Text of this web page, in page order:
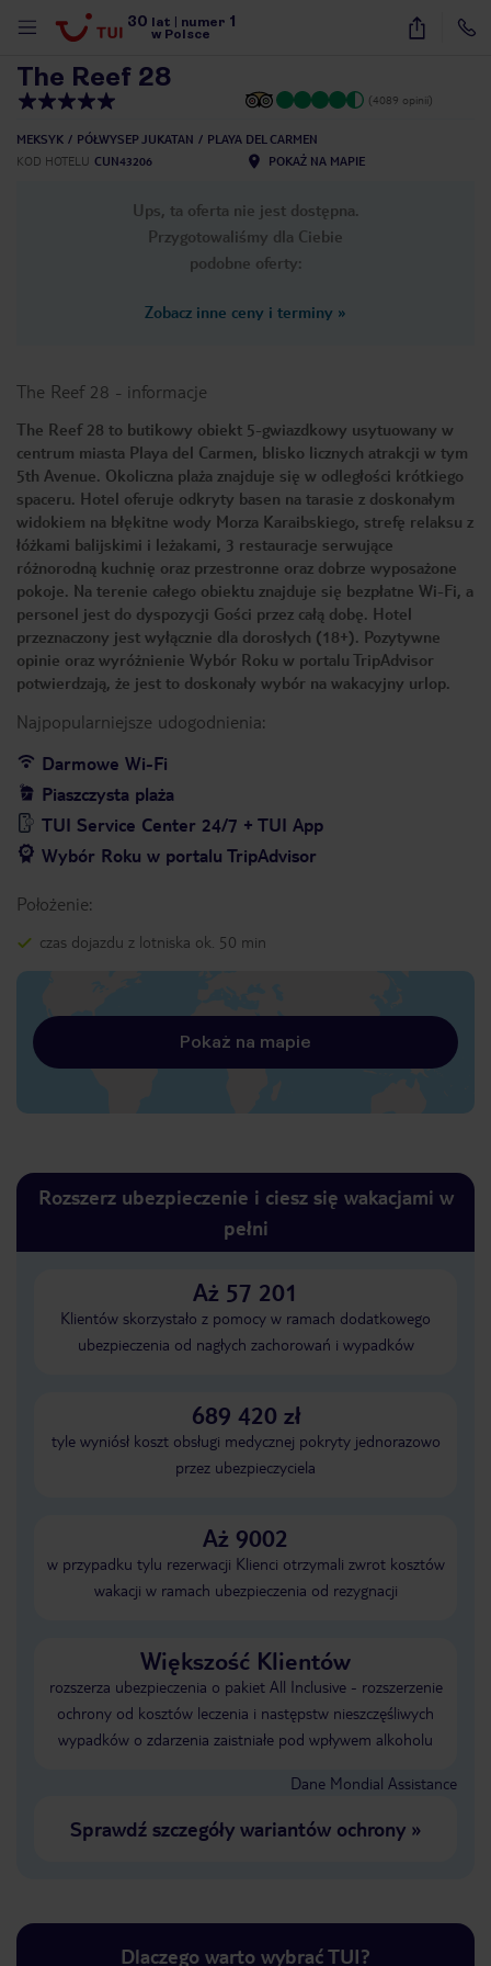
30 lat numer 1
w Polsce
16
The Reef 28
(4089 opinii)
MEKSYK PÓŁWYSEP JUKATAN
PLAYA DEL CARMEN
KOD HOTELU CUN43206 POKAŻ NA MAPIE
Ups, ta oferta nie jest dostępna.
Przygotowaliśmy dla Ciebie
podobne oferty:
Zobacz inne ceny i terminy »
The Reef 28 - informacje
The Reef 28 to butikowy obiekt 5-gwiazdkowy usytuowany w
centrum miasta Playa del Carmen, blisko licznych atrakcji w tym
5th Avenue. Okoliczna plaża znajduje się w odległości krótkiego
spaceru. Hotel oferuje odkryty basen na tarasie z doskonałym
widokiem na błękitne wody Morza Karaibskiego, strefę relaksu z
łóżkami balijskimi i leżakami, 3 restauracje serwujące
różnorodną kuchnię oraz przestronne oraz dobrze wyposażone
pokoje. Na terenie całego obiektu znajduje się bezpłatne Wi-Fi, a
personel jest do dyspozycji Gości przez całą dobę. Hotel
przeznaczony jest wyłącznie dla dorosłych (18+). Pozytywne
opinie oraz wyróżnienie Wybór Roku w portalu TripAdvisor
potwierdzają, że jest to doskonały wybór na wakacyjny urlop.
Najpopularniejsze udogodnienia:
Darmowe Wi-Fi
Piaszczysta plaża
TUI Service Center 24/7 + TUI App
Wybór Roku w portalu TripAdvisor
Położenie:
czas dojazdu z lotniska ok. 50 min
Pokaż na mapie
Rozszerz ubezpieczenie i ciesz się wakacjami w
pełni
Aż 57 201
Klientów skorzystało z pomocy w ramach dodatkowego
ubezpieczenia od nagłych zachorowań i wypadków
689 420 zł
tyle wyniósł koszt obsługi medycznej pokryty jednorazowo
przez ubezpieczyciela
Aż 9002
w przypadku tylu rezerwacji Klienci otrzymali zwrot kosztów
wakacji w ramach ubezpieczenia od rezygnacji
Większość Klientów
rozszerza ubezpieczenia o pakiet All Inclusive - rozszerzenie
ochrony od kosztów leczenia i następstw nieszczęśliwych
wypadków o zdarzenia zaistniałe pod wpływem alkoholu
Dane Mondial Assistance
Sprawdź szczegóły wariantów ochrony»
Dlaczego warto wybrać TUI?